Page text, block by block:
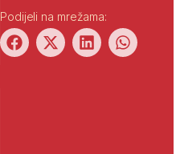
Podijeli na mrežama: